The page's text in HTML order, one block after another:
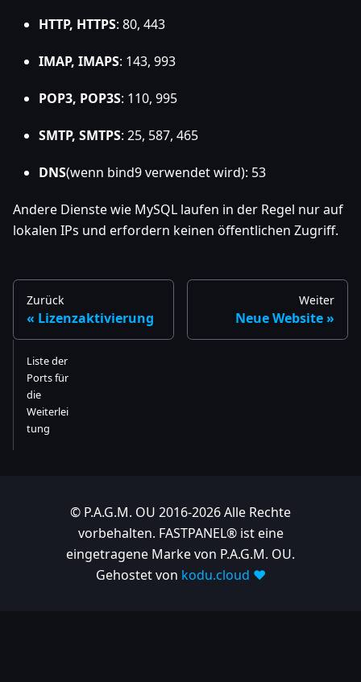
HTTP, HTTPS: 80, 443
IMAP, IMAPS: 143, 993
POP3, POP3S: 110, 995
SMTP, SMTPS: 25, 587, 465
DNS(wenn bind9 verwendet wird): 53
Andere Dienste wie MySQL laufen in der Regel nur auf
lokalen IPs und erfordern keinen öffentlichen Zugriff.
Zurück
Lizenzaktivierung
Weiter
Neue Website
Liste der
Ports für
die
Weiterlei
tung
© P.A.G.M. OU 2016-2026 Alle Rechte
vorbehalten. FASTPANEL® ist eine
eingetragene Marke von P.A.G.M. OU.
Gehostet von kodu.cloud ❤️